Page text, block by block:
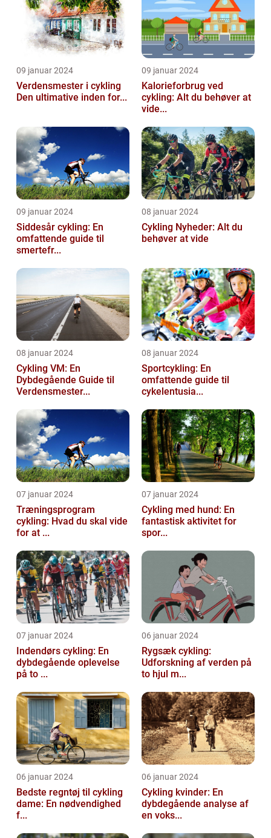
09 januar 2024
Verdensmester i cykling
Den ultimative inden for...
09 januar 2024
Kalorieforbrug ved
cykling: Alt du behøver at
vide...
09 januar 2024
Siddesår cykling: En
omfattende guide til
smertefr...
08 januar 2024
Cykling Nyheder: Alt du
behøver at vide
08 januar 2024
Cykling VM: En
Dybdegående Guide til
Verdensmester...
08 januar 2024
Sportcykling: En
omfattende guide til
cykelentusia...
07 januar 2024
Træningsprogram
cykling: Hvad du skal vide
for at ...
07 januar 2024
Cykling med hund: En
fantastisk aktivitet for
spor...
07 januar 2024
Indendørs cykling: En
dybdegående oplevelse
på to ...
06 januar 2024
Rygsæk cykling:
Udforskning af verden på
to hjul m...
06 januar 2024
Bedste regntøj til cykling
dame: En nødvendighed
f...
06 januar 2024
Cykling kvinder: En
dybdegående analyse af
en voks...